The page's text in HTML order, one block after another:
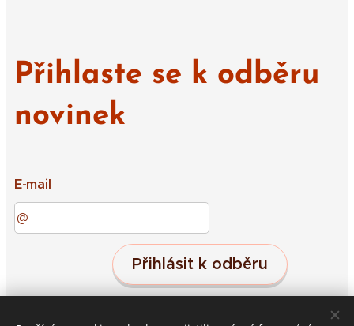
Přihlaste se k odběru
novinek
E-mail
Přihlásit k odběru